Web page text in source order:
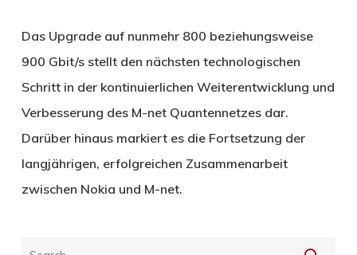
Das Upgrade auf nunmehr 800 beziehungsweise
900 Gbit/s stellt den nächsten technologischen
Schritt in der kontinuierlichen Weiterentwicklung und
Verbesserung des M-net Quantennetzes dar.
Darüber hinaus markiert es die Fortsetzung der
langjährigen, erfolgreichen Zusammenarbeit
zwischen Nokia und M-net.